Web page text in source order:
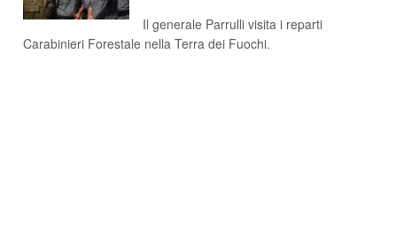
Il generale Parrulli visita i reparti
Carabinieri Forestale nella Terra dei Fuochi.